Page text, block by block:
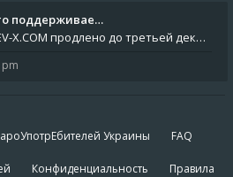
поддерживае…
Доменное имя KIEV-X.COM продлено до третьей декады августа 2027 года! Спасибо всем анонимным пользователям, которые по
Украины FAQ
Конфиденциальность Правила